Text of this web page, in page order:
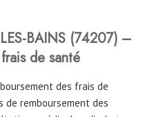
BAINS (74207) –
de santé
des frais de
remboursement des